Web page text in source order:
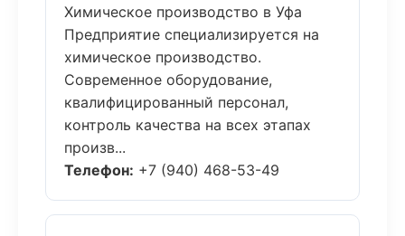
Химическое производство в Уфа
Предприятие специализируется на
химическое производство.
Современное оборудование,
квалифицированный персонал,
контроль качества на всех этапах
произв...
Телефон: +7 (940) 468-53-49